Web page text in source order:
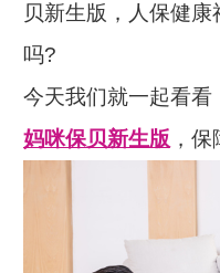
贝新生版，人保健
吗?
今天我们就一起看看
妈咪保贝新生版 ，